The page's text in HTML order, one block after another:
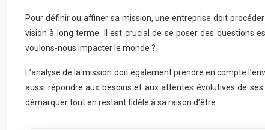
Pour définir ou affiner sa mission, une entreprise doit
vision à long terme. Il est crucial de se poser des questions
voulons-nous impacter le monde ?
L’analyse de la mission doit également prendre en compte
aussi répondre aux besoins et aux attentes évolutives de
démarquer tout en restant fidèle à sa raison d’être.